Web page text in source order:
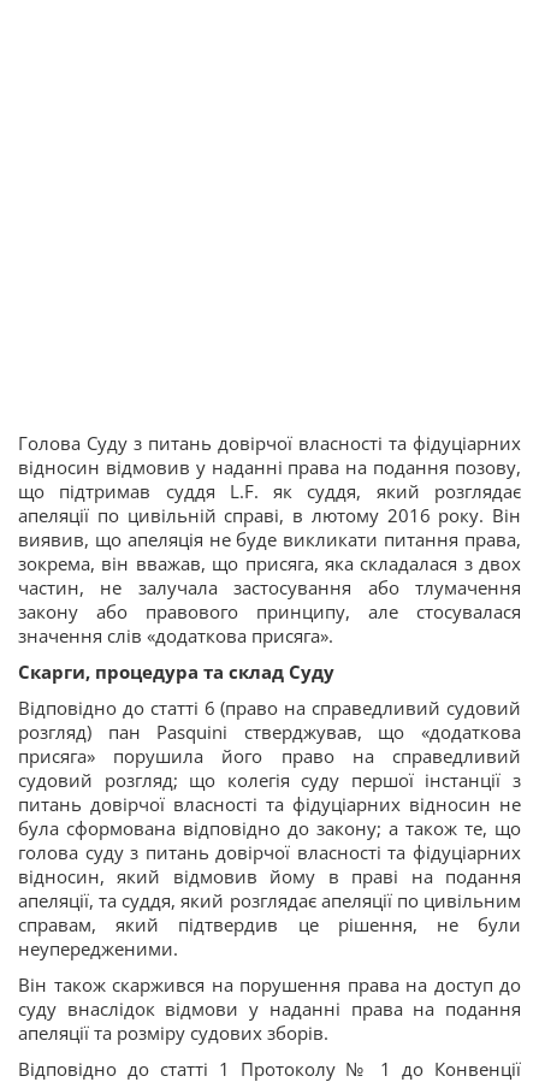
Голова Суду з питань довірчої власності та фідуціарних
відносин відмовив у наданні права на подання позову,
що підтримав суддя L.F. як суддя, який розглядає
апеляції по цивільній справі, в лютому 2016 року. Він
виявив, що апеляція не буде викликати питання права,
зокрема, він вважав, що присяга, яка складалася з двох
частин, не залучала застосування або тлумачення
закону або правового принципу, але стосувалася
значення слів «додаткова присяга».
Скарги, процедура та склад Суду
Відповідно до статті 6 (право на справедливий судовий
розгляд) пан Pasquini стверджував, що «додаткова
присяга» порушила його право на справедливий
судовий розгляд; що колегія суду першої інстанції з
питань довірчої власності та фідуціарних відносин не
була сформована відповідно до закону; а також те, що
голова суду з питань довірчої власності та фідуціарних
відносин, який відмовив йому в праві на подання
апеляції, та суддя, який розглядає апеляції по цивільним
справам, який підтвердив це рішення, не були
неупередженими.
Він також скаржився на порушення права на доступ до
суду внаслідок відмови у наданні права на подання
апеляції та розміру судових зборів.
Відповідно до статті 1 Протоколу № 1 до Конвенції